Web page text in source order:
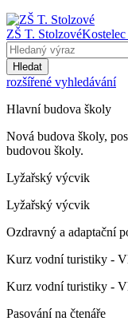
ZŠ T. Stolzové
Hledat
rozšířené vyhledávání
Hlavní budova školy
Nová budova školy,
budovou školy.
Lyžařský výcvik
Lyžařský výcvik
Ozdravný a adaptační
Kurz vodní turistiky -
Kurz vodní turistiky -
Pasování na čtenáře